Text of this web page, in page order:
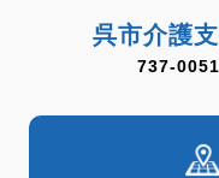
呉市介護
737-